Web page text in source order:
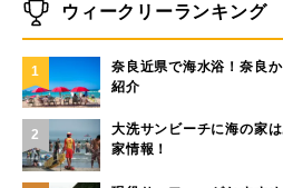
ウィークリーランキング
1
奈良近県で海水浴！奈良
紹介
2
大洗サンビーチに海の家
家情報！